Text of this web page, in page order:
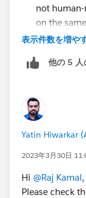
not human-
on the
表示件数を増や
他の 5 人
Yatin Hiwarkar
2023年3月30日
Hi @Raj Kamal,
Please check